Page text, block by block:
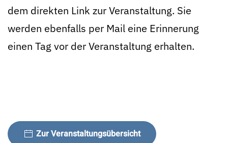
dem direkten Link zur Veranstaltung. Sie
werden ebenfalls per Mail eine Erinnerung
einen Tag vor der Veranstaltung erhalten.
Zur Veranstaltungsübersicht